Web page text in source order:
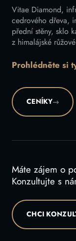
Vitae Diamond,
cedrového dřeva,
přední stěny, sklo
z himalájské
Prohlédněte si
CENÍKY
Máte zájem o
Konzultujte s
CHCI